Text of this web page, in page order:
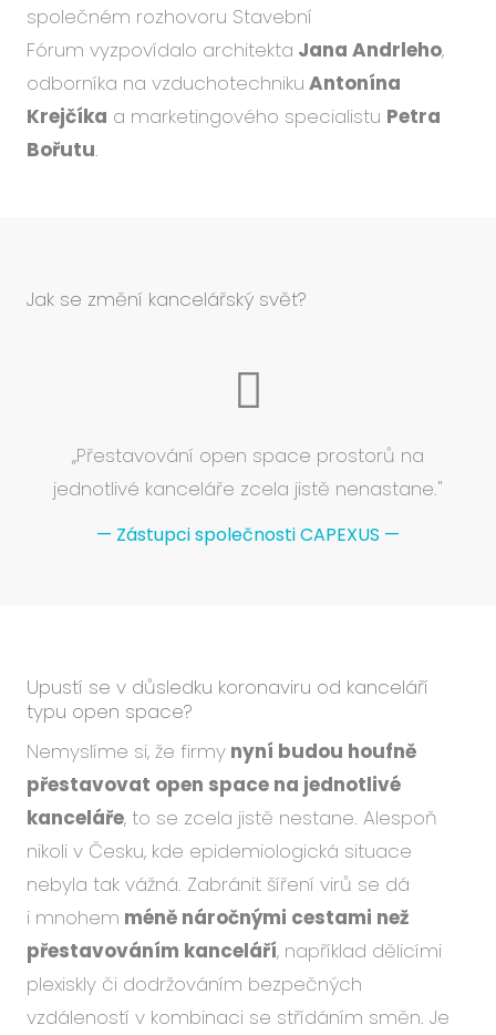
společném rozhovoru Stavební
Fórum vyzpovídalo architekta Jana Andrleho,
odborníka na vzduchotechniku Antonína
Krejčíka a marketingového specialistu Petra
Bořutu.
Jak se změní kancelářský svět?
,,Přestavování open space prostorů na
jednotlivé kanceláře zcela jistě nenastane."
— Zástupci společnosti CAPEXUS —
Upustí se v důsledku koronaviru od kanceláří
typu open space?
Nemyslíme si, že firmy nyní budou houfně
přestavovat open space na jednotlivé
kanceláře, to se zcela jistě nestane. Alespoň
nikoli v Česku, kde epidemiologická situace
nebyla tak vážná. Zabránit šíření virů se dá
i mnohem méně náročnými cestami než
přestavováním kanceláří, například dělicími
plexiskly či dodržováním bezpečných
vzdáleností v kombinaci se střídáním směn. Je